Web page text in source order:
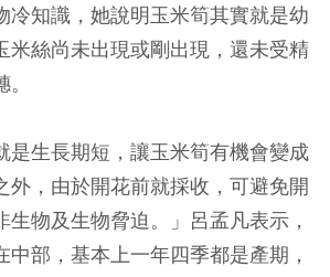
冷知識，她說明玉米筍其實就是幼
米絲尚未出現或剛出現，還未受精
是生長期短，讓玉米筍有機會變成
外，由於開花前就採收，可避免開
生物及生物脅迫。」呂孟凡表示，
中部，基本上一年四季都是產期，